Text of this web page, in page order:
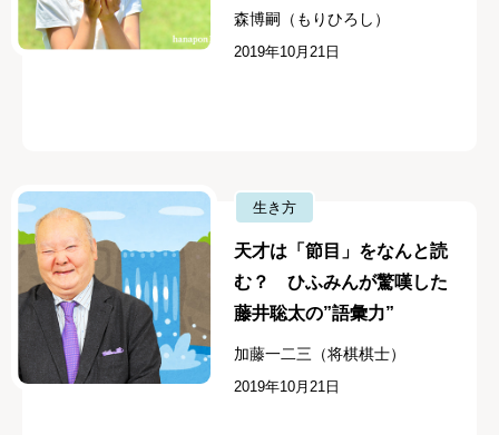
森博嗣（もりひろし）
2019年10月21日
生き方
天才は「節目」をなんと読
む？ ひふみんが驚嘆した
藤井聡太の”語彙力”
加藤一二三（将棋棋士）
2019年10月21日